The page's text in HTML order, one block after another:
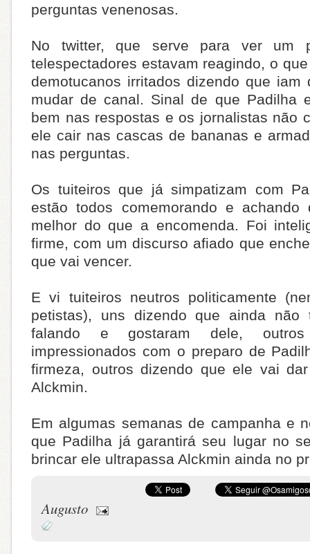
perguntas venenosas.
No twitter, que serve para ver um
telespectadores estavam reagindo, o
demotucanos irritados dizendo que iam
mudar de canal. Sinal de que Padilha
bem nas respostas e os jornalistas não
ele cair nas cascas de bananas e
nas perguntas.
Os tuiteiros que já simpatizam com
estão todos comemorando e
melhor do que a encomenda. Foi
firme, com um discurso afiado que
que vai vencer.
E vi tuiteiros neutros politicamente
petistas), uns dizendo que ainda não
falando e gostaram dele,
impressionados com o preparo de
firmeza, outros dizendo que ele vai
Alckmin.
Em algumas semanas de campanha e
que Padilha já garantirá seu lugar no
brincar ele ultrapassa Alckmin ainda no
Augusto